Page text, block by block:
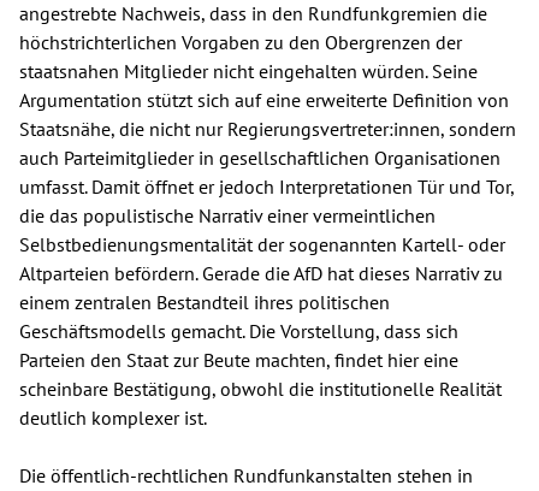
angestrebte Nachweis, dass in den Rundfunkgremien die
höchstrichterlichen Vorgaben zu den Obergrenzen der
staatsnahen Mitglieder nicht eingehalten würden. Seine
Argumentation stützt sich auf eine erweiterte Definition von
Staatsnähe, die nicht nur Regierungsvertreter:innen, sondern
auch Parteimitglieder in gesellschaftlichen Organisationen
umfasst. Damit öffnet er jedoch Interpretationen Tür und Tor,
die das populistische Narrativ einer vermeintlichen
Selbstbedienungsmentalität der sogenannten Kartell- oder
Altparteien befördern. Gerade die AfD hat dieses Narrativ zu
einem zentralen Bestandteil ihres politischen
Geschäftsmodells gemacht. Die Vorstellung, dass sich
Parteien den Staat zur Beute machten, findet hier eine
scheinbare Bestätigung, obwohl die institutionelle Realität
deutlich komplexer ist.
Die öffentlich-rechtlichen Rundfunkanstalten stehen in